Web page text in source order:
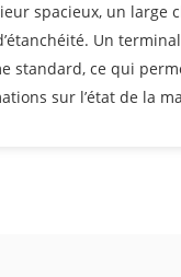
spacieux, un large
Un
standard, ce qui
sur l’état de la